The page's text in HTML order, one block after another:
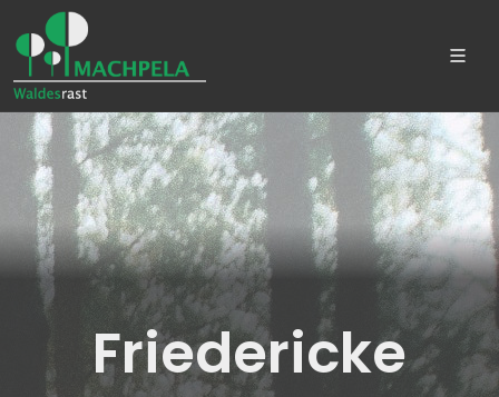
Friedericke